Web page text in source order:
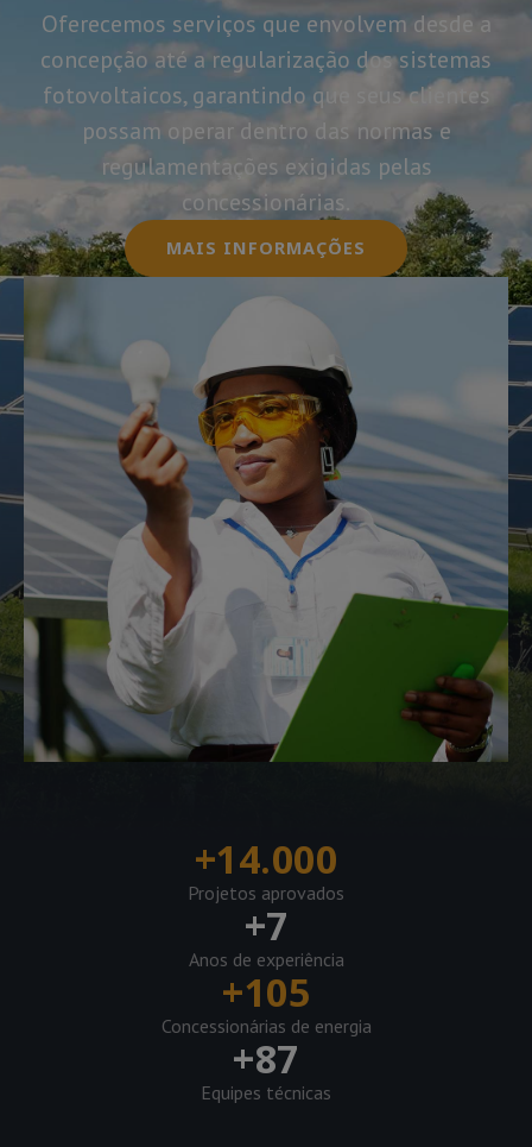
Oferecemos serviços que envolvem desde a
concepção até a regularização dos sistemas
fotovoltaicos, garantindo que seus clientes
possam operar dentro das normas e
regulamentações exigidas pelas
concessionárias.
MAIS INFORMAÇÕES
+14.000
Projetos aprovados
+7
Anos de experiência
+105
Concessionárias de energia
+87
Equipes técnicas